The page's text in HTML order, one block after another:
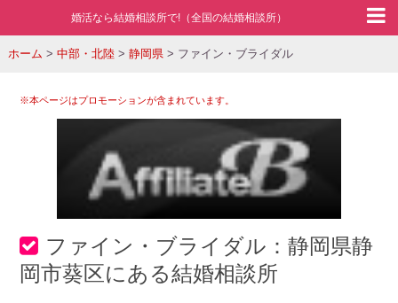
婚活なら結婚相談所で!（全国の結婚相談所）
ホーム > 中部・北陸> 静岡県> ファイン・ブライダル
※本ページはプロモーションが含まれています。
ファイン・ブライダル：静岡県静
岡市葵区にある結婚相談所